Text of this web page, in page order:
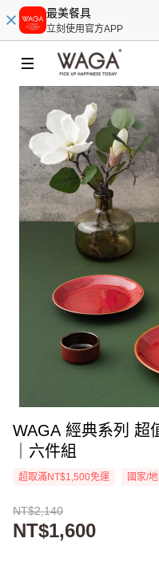
最美餐具
立刻使用官方APP
WAGA 經典系列 超
｜六件組
超取滿NT$1,500免運 國家/
NT$2,140
NT$1,600